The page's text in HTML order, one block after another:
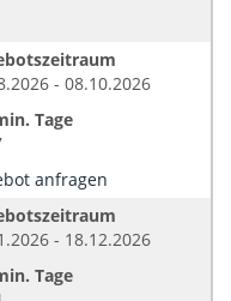
- 08.10.2026
Tage
anfragen
- 18.12.2026
Tage